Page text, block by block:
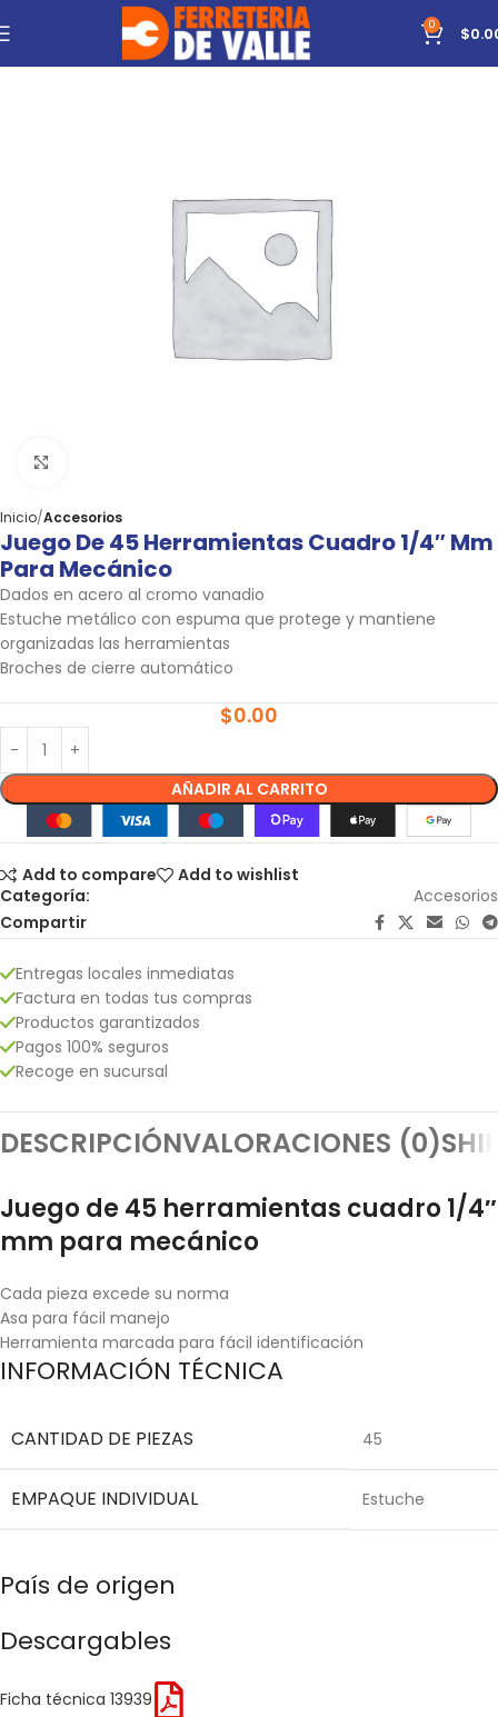
0 $
Inicio Accesorios
Juego De 45 Herramientas Cuadro 1/4″ Mm
Para Mecánico
Dados en acero al cromo vanadio
Estuche metálico con espuma que protege y mantiene
organizadas las herramientas
Broches de cierre automático
$0.00
AÑADIR AL CARRITO
Add to compare
Add to wishlist
Categoría:
Accesorios
Compartir
Entregas locales inmediatas
Factura en todas tus compras
Productos garantizados
Pagos 100% seguros
Recoge en sucursal
DESCRIPCIÓNVALORACIONES (0)
Juego de 45 herramientas cuadro 1/4″
mm para mecánico
Cada pieza excede su norma
Asa para fácil manejo
Herramienta marcada para fácil identificación
INFORMACIÓN TÉCNICA
CANTIDAD DE PIEZAS 45
EMPAQUE INDIVIDUAL Estuche
País de origen
Descargables
Ficha técnica 13939